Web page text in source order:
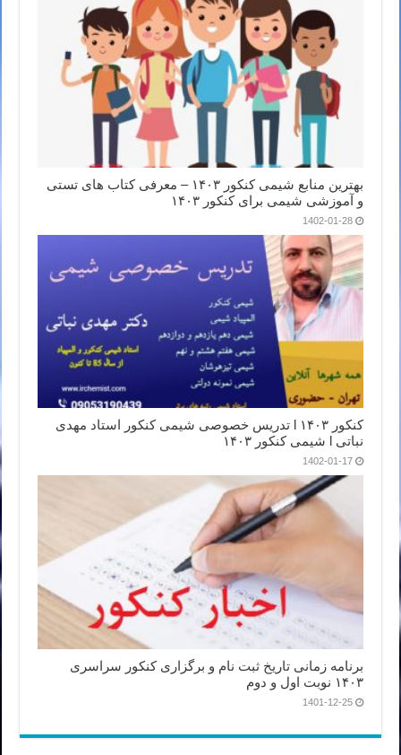
بهترین منابع شیمی کنکور ۱۴۰۳ – معرفی کتاب های تستی
و آموزشی شیمی برای کنکور ۱۴۰۳
1402-01-28
کنکور ۱۴۰۳ l تدریس خصوصی شیمی کنکور استاد مهدی
نباتی l شیمی کنکور ۱۴۰۳
1402-01-17
برنامه زمانی تاریخ ثبت نام و برگزاری کنکور سراسری
۱۴۰۳ نوبت اول و دوم
1401-12-25